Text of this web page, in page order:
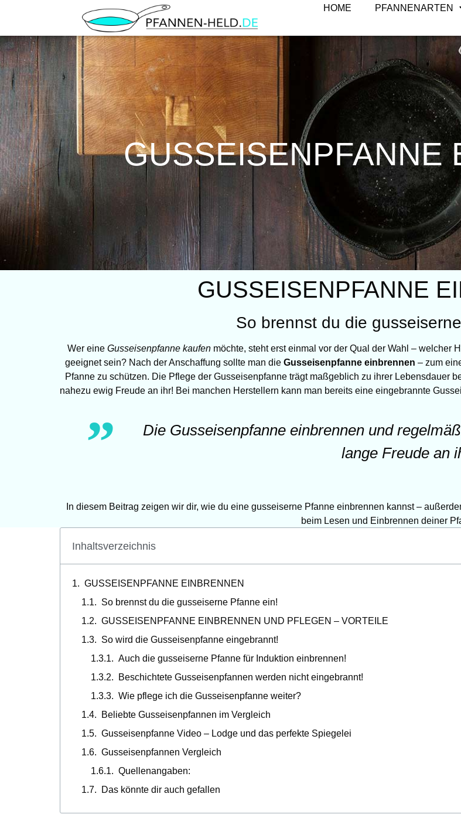
HOME PFANNENARTEN
GUSSEISENPFANNE
GUSSEISENPFANNE
So brennst du die
Wer eine Gusseisenpfanne kaufenmöchte, steht erst einmal vor der Qual der Wahl – welcher
geeignet sein? Nach der Anschaffung sollte man die Gusseisenpfanne einbrennen – zum
Pfanne zu schützen. Die Pflege der Gusseisenpfanne trägt maßgeblich zu ihrer Lebensdauer
nahezu ewig Freude an ihr! Bei manchen Herstellern kann man bereits eine eingebrannte
Die Gusseisenpfanne einbrennen und
lange Freude an
In diesem Beitrag zeigen wir dir, wie du eine gusseiserne Pfanne einbrennen kannst –
beim Lesen und Einbrennen deiner
Inhaltsverzeichnis
GUSSEISENPFANNE EINBRENNEN
So brennst du die gusseiserne Pfanne ein!
GUSSEISENPFANNE EINBRENNEN UND PFLEGEN – VORTEILE
So wird die Gusseisenpfanne eingebrannt!
Auch die gusseiserne Pfanne für Induktion einbrennen!
Beschichtete Gusseisenpfannen werden nicht eingebrannt!
Wie pflege ich die Gusseisenpfanne weiter?
Beliebte Gusseisenpfannen im Vergleich
Gusseisenpfanne Video – Lodge und das perfekte Spiegelei
Gusseisenpfannen Vergleich
Quellenangaben:
Das könnte dir auch gefallen